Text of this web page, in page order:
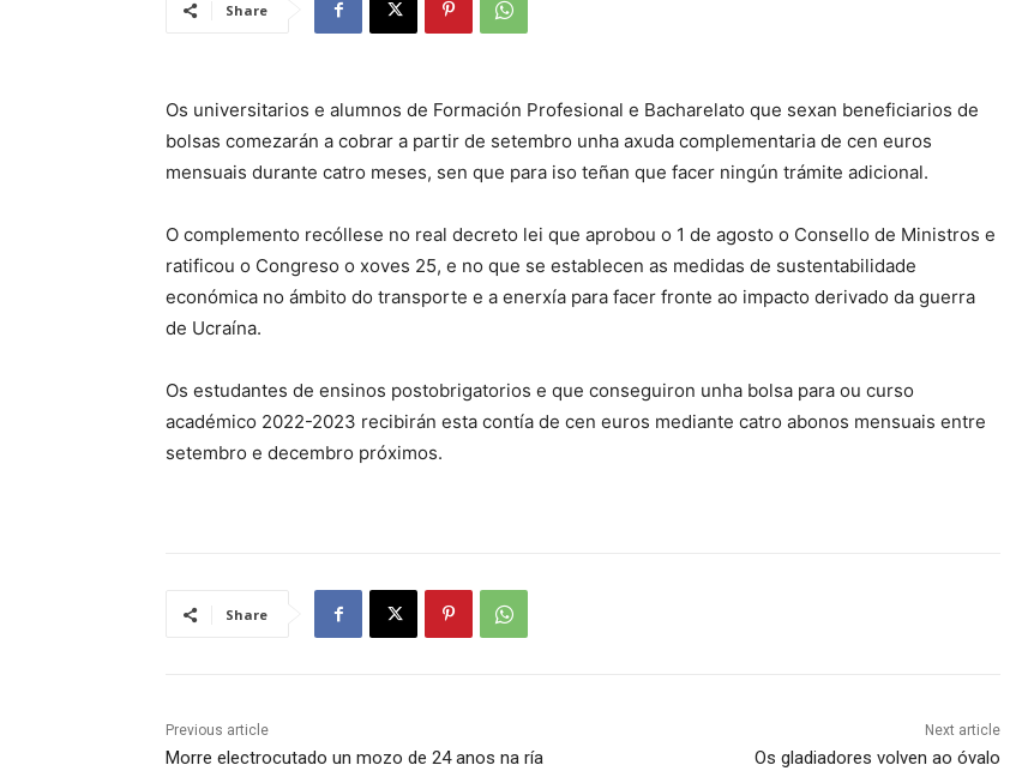
Share
Os universitarios e alumnos de Formación Profesional e Bacharelato que sexan beneficiarios de
bolsas comezarán a cobrar a partir de setembro unha axuda complementaria de cen euros
mensuais durante catro meses, sen que para iso teñan que facer ningún trámite adicional.
O complemento recóllese no real decreto lei que aprobou o 1 de agosto o Consello de Ministros e
ratificou o Congreso o xoves 25, e no que se establecen as medidas de sustentabilidade
económica no ámbito do transporte e a enerxía para facer fronte ao impacto derivado da guerra
de Ucraína.
Os estudantes de ensinos postobrigatorios e que conseguiron unha bolsa para ou curso
académico 2022-2023 recibirán esta contía de cen euros mediante catro abonos mensuais entre
setembro e decembro próximos.
Share
Previous article
Morre electrocutado un mozo de 24 anos na ría
Next article
Os gladiadores volven ao óvalo